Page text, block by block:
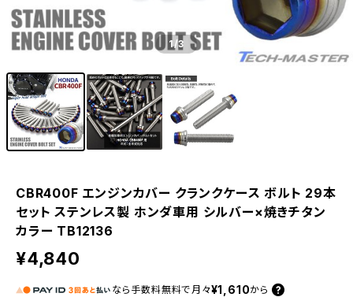
1/3
CBR400F エンジンカバー クランクケース ボルト 29本
セット ステンレス製 ホンダ車用 シルバー×焼きチタン
カラー TB12136
¥4,840
なら 手数料無料で 月々¥1,610から